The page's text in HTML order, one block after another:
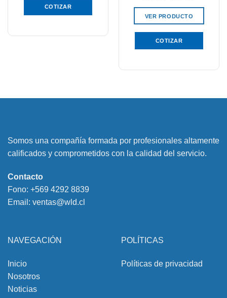
COTIZAR
VER PRODUCTO
COTIZAR
Somos una compañía formada por profesionales altamente
calificados y comprometidos con la calidad del servicio.
Contacto
Fono: +569 4292 8839
Email: ventas@wld.cl
NAVEGACIÓN
Inicio
Nosotros
Noticias
POLÍTICAS
Políticas de privacidad